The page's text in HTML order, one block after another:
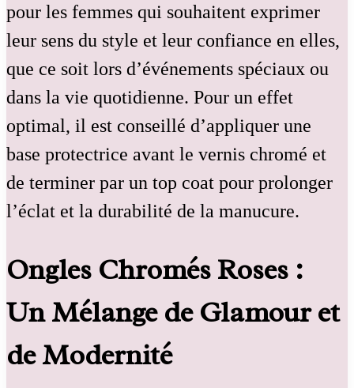
pour les femmes qui souhaitent exprimer
leur sens du style et leur confiance en elles,
que ce soit lors d’événements spéciaux ou
dans la vie quotidienne. Pour un effet
optimal, il est conseillé d’appliquer une
base protectrice avant le vernis chromé et
de terminer par un top coat pour prolonger
l’éclat et la durabilité de la manucure.
Ongles Chromés Roses :
Un Mélange de Glamour et
de Modernité